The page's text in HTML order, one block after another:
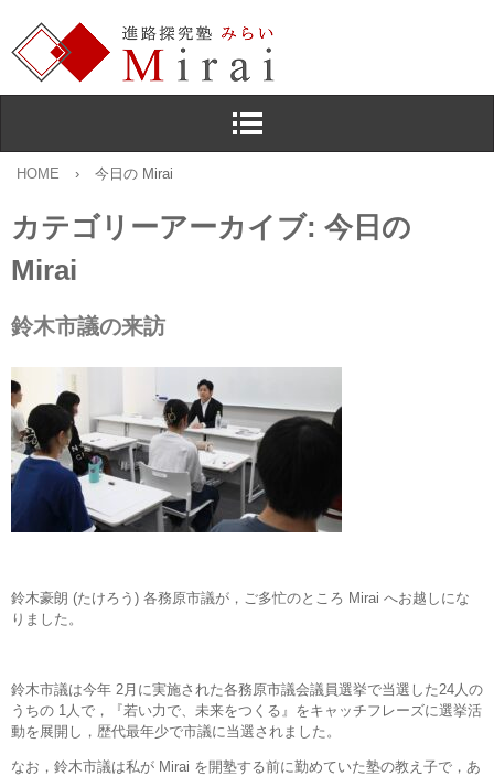
HOME › 今日の Mirai
カテゴリーアーカイブ: 今日の
Mirai
鈴木市議の来訪
鈴木豪朗 (たけろう) 各務原市議が，ご多忙のところ Mirai へお越しにな
りました。
鈴木市議は今年 2月に実施された各務原市議会議員選挙で当選した24人の
うちの 1人で，『若い力で、未来をつくる』をキャッチフレーズに選挙活
動を展開し，歴代最年少で市議に当選されました。
なお，鈴木市議は私が Mirai を開塾する前に勤めていた塾の教え子で，あ